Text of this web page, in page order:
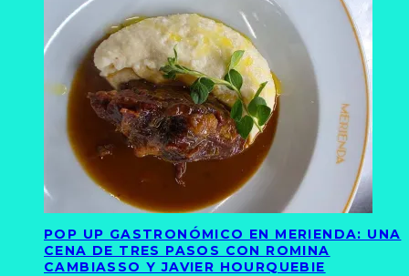
POP UP GASTRONÓMICO EN MERIENDA: UNA
CENA DE TRES PASOS CON ROMINA
CAMBIASSO Y JAVIER HOURQUEBIE